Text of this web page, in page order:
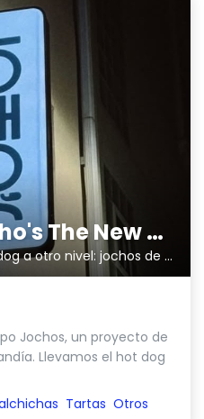
Streetfood Jocho's The New Classic
Grupo Jochos lleva el hot dog a otro nivel: jochos de autor con ternera madurada.
Jochos, un proyecto de
Llevamos el hot dog
Tartas Otros